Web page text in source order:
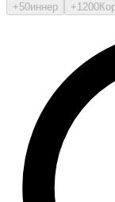
+50иннер +1200